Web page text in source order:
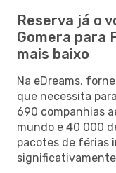
Reserva já o
Gomera para
mais baixo
Na eDreams,
que necessita
690 companhias
mundo e 40 000
pacotes de férias